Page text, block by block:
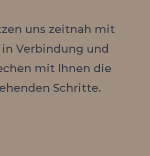
uns zeitnah mit
in Verbindung und
mit Ihnen die
Schritte.